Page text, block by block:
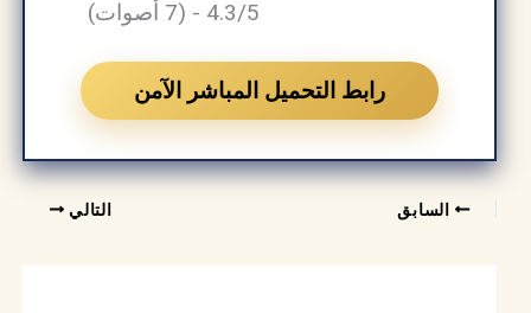
4.3/5 - (7 أصوات)
رابط التحميل المباشر الآمن
السابق التالي